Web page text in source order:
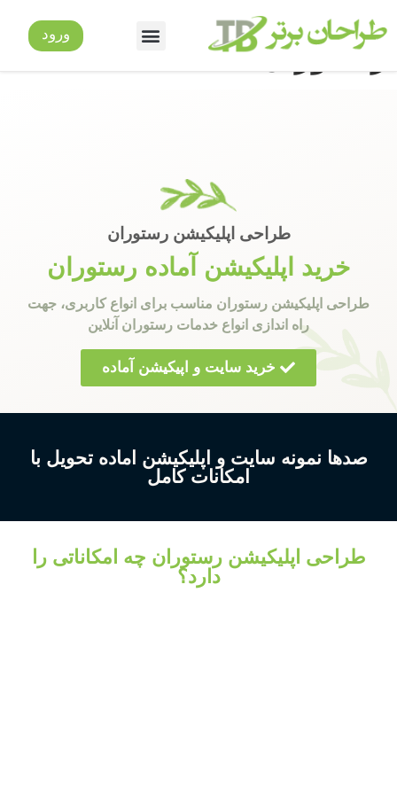
ورود
اپلیکیشن
طراحی اپلیکیشن رستوران
خرید اپلیکیشن آماده رستوران
طراحی اپلیکیشن رستوران مناسب برای انواع کاربری، جهت
راه اندازی انواع خدمات رستوران آنلاین
خرید سایت و اپیکیشن آماده
صدها نمونه سایت و اپلیکیشن اماده تحویل با
امکانات کامل
طراحی اپلیکیشن رستوران چه امکاناتی را
دارد؟